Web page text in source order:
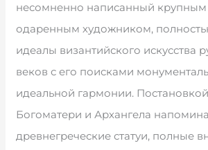
несомненно написанный крупным
одаренным художником,
идеалы византийского искусства
веков с его поисками
идеальной гармонии.
Богоматери и Архангела
древнегреческие статуи, полные